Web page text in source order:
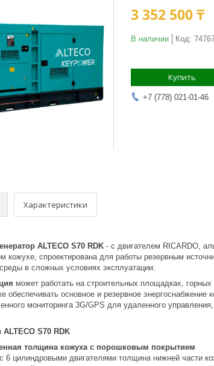
3 352 500 ₸
В наличии Код:
Купить
+7 (778) 021-01-46
Характеристики
ALTECO S70 RDK - с двигателем RICARDO,
кожухе, спроектирована для работы резервным
в сложных условиях эксплуатации.
может работать на строительных площадках,
обеспечивать основное и резервное
мониторинга 3G/GPS для удаленного
S70 RDK
толщина кожуха с порошковым покрытием
6 цилиндровыми двигателями толщина нижней части